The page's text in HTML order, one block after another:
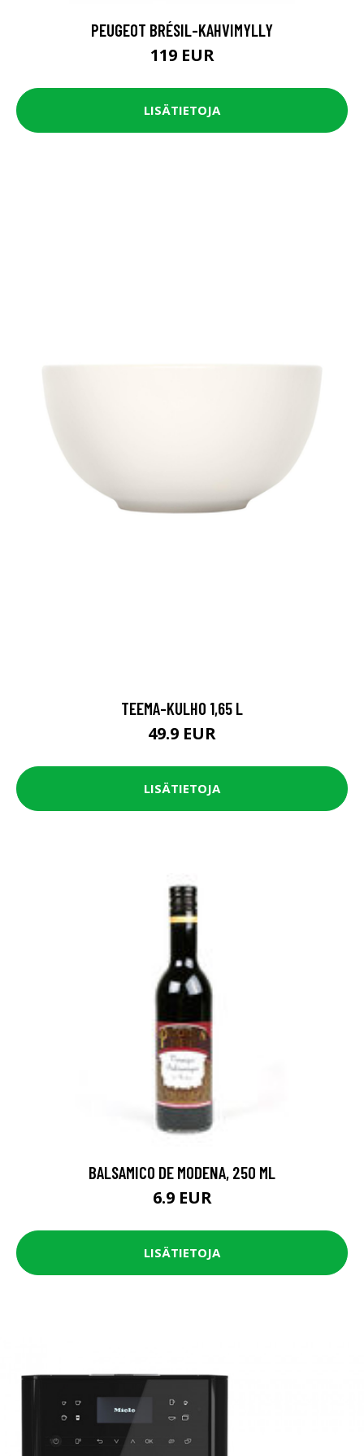
PEUGEOT BRÉSIL-KAHVIMYLLY
119 EUR
LISÄTIETOJA
TEEMA-KULHO 1,65 L
49.9 EUR
LISÄTIETOJA
BALSAMICO DE MODENA, 250 ML
6.9 EUR
LISÄTIETOJA